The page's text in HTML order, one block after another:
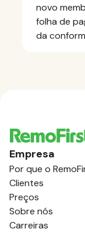
novo
folha de
da
Empresa
Por que o
Clientes
Preços
Sobre nós
Carreiras